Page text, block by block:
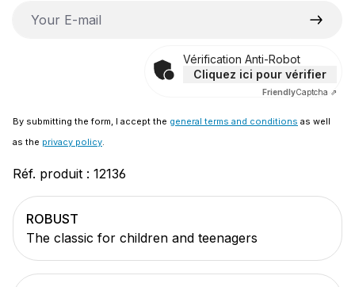
Vérification Anti-Robot
Cliquez ici pour vérifier
FriendlyCaptcha ⇗
By submitting the form, I accept the general terms and conditions as well
as the privacy policy
Réf. produit : 12136
ROBUST
The classic for children and teenagers